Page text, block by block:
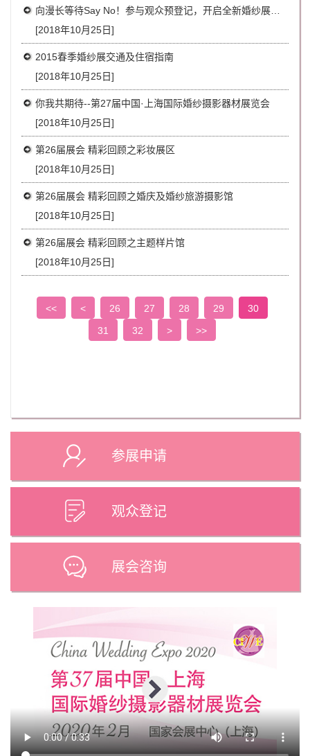
向漫长等待Say No！参与观众预登记，开启全新婚纱展之旅
[2018年10月25日]
2015春季婚纱展交通及住宿指南
[2018年10月25日]
你我共期待--第27届中国·上海国际婚纱摄影器材展览会
[2018年10月25日]
第26届展会 精彩回顾之彩妆展区
[2018年10月25日]
第26届展会 精彩回顾之婚庆及婚纱旅游摄影馆
[2018年10月25日]
第26届展会 精彩回顾之主题样片馆
[2018年10月25日]
<< < 26 27 28 29
30
31
32 > >>
参展申请
观众登记
展会咨询